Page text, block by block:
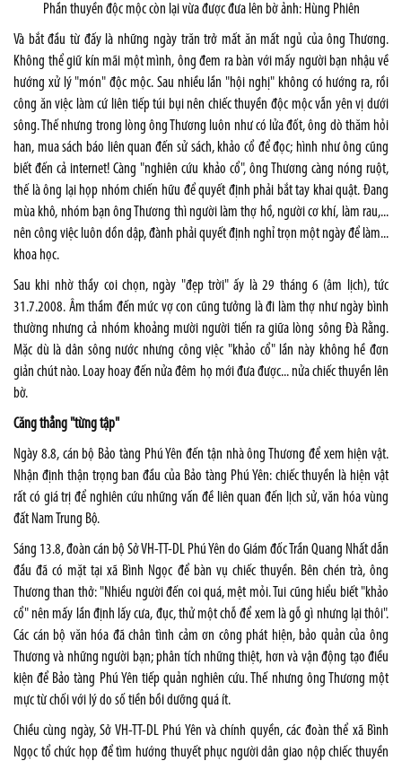
Phần thuyền độc mộc còn lại vừa được đưa lên bờ ảnh: Hùng Phiên
Và bắt đầu từ đấy là những ngày trăn trở mất ăn mất ngủ của ông Thương.
Không thể giữ kín mãi một mình, ông đem ra bàn với mấy người bạn nhậu về
hướng xử lý "món" độc mộc. Sau nhiều lần "hội nghị" không có hướng ra, rồi
công ăn việc làm cứ liên tiếp túi bụi nên chiếc thuyền độc mộc vẫn yên vị dưới
sông. Thế nhưng trong lòng ông Thương luôn như có lửa đốt, ông dò thăm hỏi
han, mua sách báo liên quan đến sử sách, khảo cổ để đọc; hình như ông cũng
biết đến cả internet! Càng "nghiên cứu khảo cổ", ông Thương càng nóng ruột,
thế là ông lại họp nhóm chiến hữu để quyết định phải bắt tay khai quật. Đang
mùa khô, nhóm bạn ông Thương thì người làm thợ hồ, người cơ khí, làm rau,...
nên công việc luôn dồn dập, đành phải quyết định nghỉ trọn một ngày để làm...
khoa học.
Sau khi nhờ thầy coi chọn, ngày "đẹp trời" ấy là 29 tháng 6 (âm lịch), tức
31.7.2008. Âm thầm đến mức vợ con cũng tưởng là đi làm thợ như ngày bình
thường nhưng cả nhóm khoảng mười người tiến ra giữa lòng sông Đà Rằng.
Mặc dù là dân sông nước nhưng công việc "khảo cổ" lần này không hề đơn
giản chút nào. Loay hoay đến nửa đêm họ mới đưa được... nửa chiếc thuyền lên
bờ.
Căng thẳng "từng tập"
Ngày 8.8, cán bộ Bảo tàng Phú Yên đến tận nhà ông Thương để xem hiện vật.
Nhận định thận trọng ban đầu của Bảo tàng Phú Yên: chiếc thuyền là hiện vật
rất có giá trị để nghiên cứu những vấn đề liên quan đến lịch sử, văn hóa vùng
đất Nam Trung Bộ.
Sáng 13.8, đoàn cán bộ Sở VH-TT-DL Phú Yên do Giám đốc Trần Quang Nhất dẫn
đầu đã có mặt tại xã Bình Ngọc để bàn vụ chiếc thuyền. Bên chén trà, ông
Thương than thở: "Nhiều người đến coi quá, mệt mỏi. Tui cũng hiểu biết "khảo
cổ" nên mấy lần định lấy cưa, đục, thử một chỗ để xem là gỗ gì nhưng lại thôi".
Các cán bộ văn hóa đã chân tình cảm ơn công phát hiện, bảo quản của ông
Thương và những người bạn; phân tích những thiệt, hơn và vận động tạo điều
kiện để Bảo tàng Phú Yên tiếp quản nghiên cứu. Thế nhưng ông Thương một
mực từ chối với lý do số tiền bồi dưỡng quá ít.
Chiều cùng ngày, Sở VH-TT-DL Phú Yên và chính quyền, các đoàn thể xã Bình
Ngọc tổ chức họp để tìm hướng thuyết phục người dân giao nộp chiếc thuyền